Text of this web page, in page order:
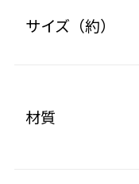
サイズ（約）
材質